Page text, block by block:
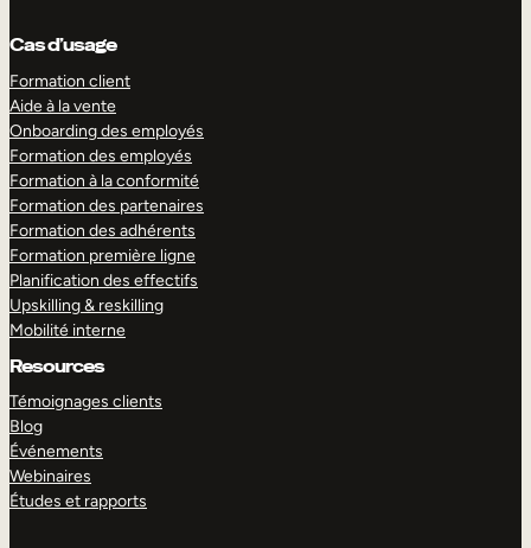
Cas d’usage
Formation client
Aide à la vente
Onboarding des employés
Formation des employés
Formation à la conformité
Formation des partenaires
Formation des adhérents
Formation première ligne
Planification des effectifs
Upskilling & reskilling
Mobilité interne
Resources
Témoignages clients
Blog
Événements
Webinaires
Études et rapports